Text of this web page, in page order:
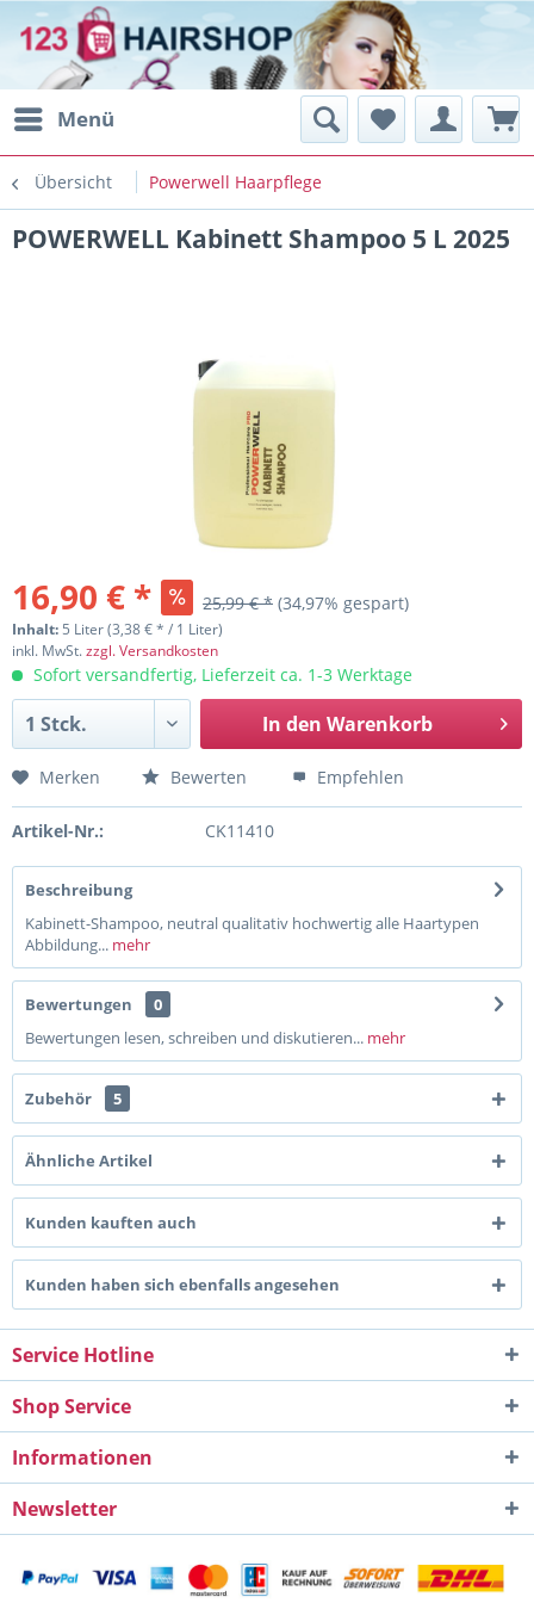
Menü
Übersicht Powerwell Haarpflege
POWERWELL Kabinett Shampoo 5 L 2025
16,90 € * 25,99 € * (34,97% gespart)
Inhalt: 5 Liter (3,38 € * / 1 Liter)
inkl. MwSt.zzgl. Versandkosten
Sofort versandfertig, Lieferzeit ca. 1-3 Werktage
In den Warenkorb
Merken Bewerten Empfehlen
Artikel-Nr.: CK11410
Beschreibung
Kabinett-Shampoo, neutral qualitativ hochwertig alle Haartypen
Abbildung... mehr
Bewertungen
0
Bewertungen lesen, schreiben und diskutieren... mehr
Zubehör 5
Ähnliche Artikel
Kunden kauften auch
Kunden haben sich ebenfalls angesehen
Service Hotline
Shop Service
Informationen
Newsletter